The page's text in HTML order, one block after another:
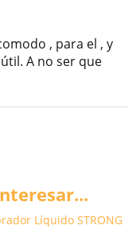
, para el , y
A no ser que